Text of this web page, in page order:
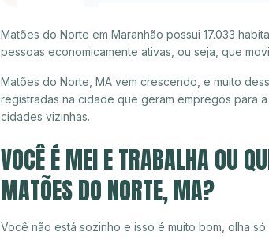
Matões do Norte em Maranhão possui 17.033
pessoas economicamente ativas, ou seja, que
Matões do Norte, MA vem crescendo, e muito
registradas na cidade que geram empregos para
cidades vizinhas.
VOCÊ É MEI E TRABALHA OU
MATÕES DO NORTE, MA?
Você não está sozinho e isso é muito bom, olha só: